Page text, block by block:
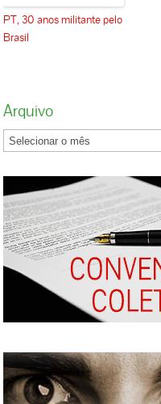
PT, 30 anos militante pelo
Brasil
Arquivo